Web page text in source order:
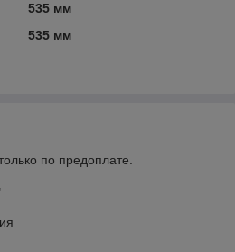
535 мм
535 мм
по предоплате.